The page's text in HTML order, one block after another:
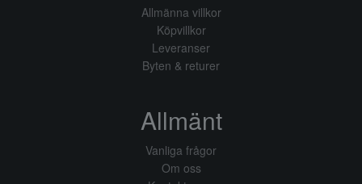
Allmänna villkor
Köpvillkor
Leveranser
Byten & returer
Allmänt
Vanliga frågor
Om oss